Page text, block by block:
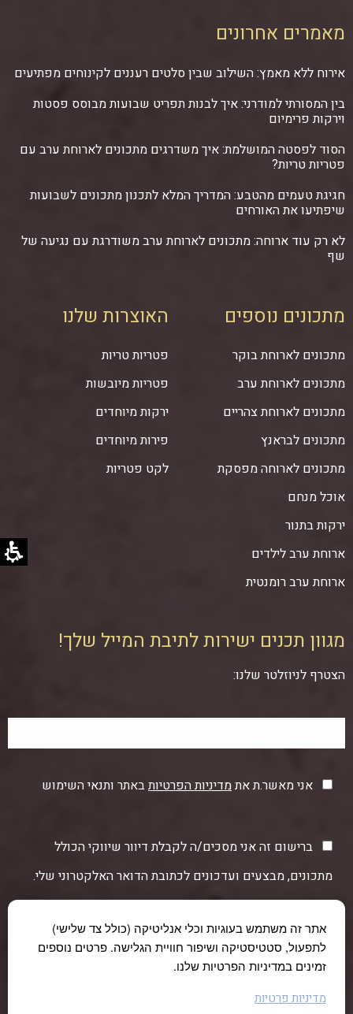
מאמרים אחרונים
אירוח ללא מאמץ: השילוב שבין סלטים רעננים לקינוחים מפתיעים
בין המסורתי למודרני: איך לבנות תפריט שבועות מבוסס פסטות
וירקות פרימיום
הסוד לפסטה המושלמת: איך משדרגים מתכונים לארוחת ערב עם
פטריות טריות?
חגיגת טעמים מהטבע: המדריך המלא לתכנון מתכונים לשבועות
שיפתיעו את האורחים
לא רק עוד ארוחה: מתכונים לארוחת ערב משודרגת עם נגיעה של
שף
מתכונים נוספים
מתכונים לארוחת בוקר
מתכונים לארוחת ערב
מתכונים לארוחת צהריים
מתכונים לבראנץ
מתכונים לארוחה מפסקת
אוכל מנחם
ירקות בתנור
ארוחת ערב לילדים
ארוחת ערב רומנטית
האוצרות שלנו
פטריות טריות
פטריות מיובשות
ירקות מיוחדים
פירות מיוחדים
לקט פטריות
מגוון תכנים ישירות לתיבת המייל שלך!
הצטרף לניוזלטר שלנו:
אני מאשר.ת אתמדיניות הפרטיותבאתר ותנאי השימוש
ברישום זה אני מסכים/ה לקבלת דיוור שיווקי הכולל
מתכונים, מבצעים ועדכונים לכתובת הדואר האלקטרוני שלי.
אתר זה משתמש בעוגיות וכלי אנליטיקה (כולל צד שלישי)
לתפעול, סטטיסטיקה ושיפור חוויית הגלישה. פרטים נוספים
זמינים במדיניות הפרטיות שלנו.
מדיניות פרטיות